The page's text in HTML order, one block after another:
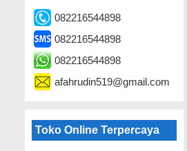
082216544898
082216544898
082216544898
afahrudin519@gmail.com
Toko Online Terpercaya